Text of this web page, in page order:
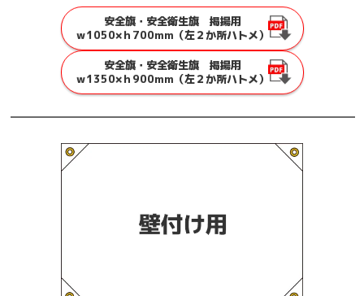
安全旗・安全衛生旗 掲揚用
ｗ1050×ｈ700mm（左２か所ハトメ）
安全旗・安全衛生旗 掲揚用
ｗ1350×ｈ900mm（左２か所ハトメ）